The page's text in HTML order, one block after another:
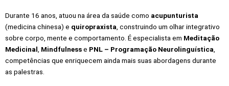
Durante 16 anos, atuou na área da saúde como acupunturista
(medicina chinesa) e quiropraxista, construindo um olhar integrativo
sobre corpo, mente e comportamento. É especialista em Meditação
Medicinal, Mindfulnesse PNL – Programação Neurolinguística,
competências que enriquecem ainda mais suas abordagens durante
as palestras.